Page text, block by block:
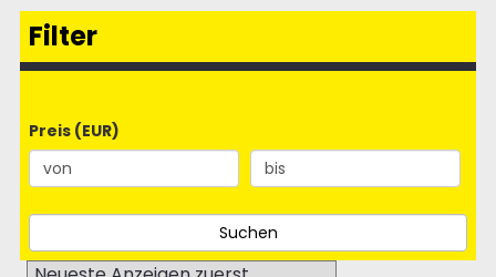
Filter
Preis (EUR)